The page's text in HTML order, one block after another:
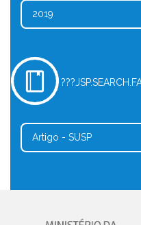
2019
Artigo - SUSP